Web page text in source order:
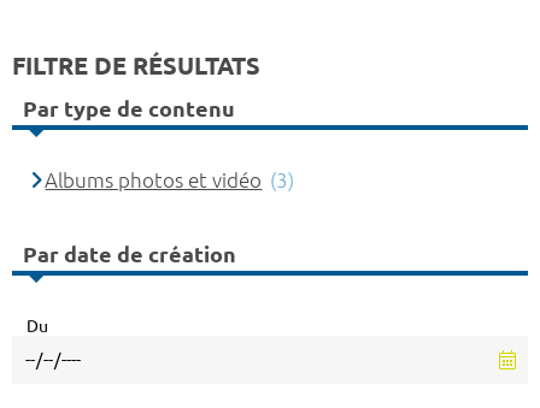
FILTRE DE RÉSULTATS
Par type de contenu
Albums photos et vidéo (3)
Par date de création
Du